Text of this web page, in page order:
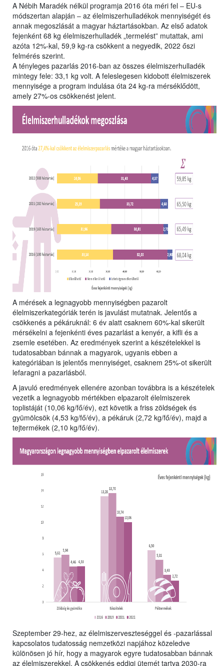
A Nébih Maradék nélkül programja 2016 óta méri fel ‒ EU-s
módszertan alapján ‒ az élelmiszerhulladékok mennyiségét és
annak megoszlását a magyar háztartásokban. Az első adatok
fejenként 68 kg élelmiszerhulladék „termelést” mutattak, ami
azóta 12%-kal, 59,9 kg-ra csökkent a negyedik, 2022 őszi
felmérés szerint.
A tényleges pazarlás 2016-ban az összes élelmiszerhulladék
mintegy fele: 33,1 kg volt. A feleslegesen kidobott élelmiszerek
mennyisége a program indulása óta 24 kg-ra mérséklődött,
amely 27%-os csökkenést jelent.
A mérések a legnagyobb mennyiségben pazarolt
élelmiszerkategóriák terén is javulást mutatnak. Jelentős a
csökkenés a pékáruknál: 6 év alatt csaknem 60%-kal sikerült
mérsékelni a fejenkénti éves pazarlást a kenyér, a kifli és a
zsemle esetében. Az eredmények szerint a készételekkel is
tudatosabban bánnak a magyarok, ugyanis ebben a
kategóriában is jelentős mennyiséget, csaknem 25%-ot sikerült
lefaragni a pazarlásból.
A javuló eredmények ellenére azonban továbbra is a készételek
vezetik a legnagyobb mértékben elpazarolt élelmiszerek
toplistáját (10,06 kg/fő/év), ezt követik a friss zöldségek és
gyümölcsök (4,53 kg/fő/év), a pékáruk (2,72 kg/fő/év), majd a
tejtermékek (2,10 kg/fő/év).
Szeptember 29-hez, az élelmiszerveszteséggel és -pazarlással
kapcsolatos tudatosság nemzetközi napjához közeledve
különösen jó hír, hogy a magyarok egyre tudatosabban bánnak
az élelmiszerekkel. A csökkenés eddigi ütemét tartva 2030-ra